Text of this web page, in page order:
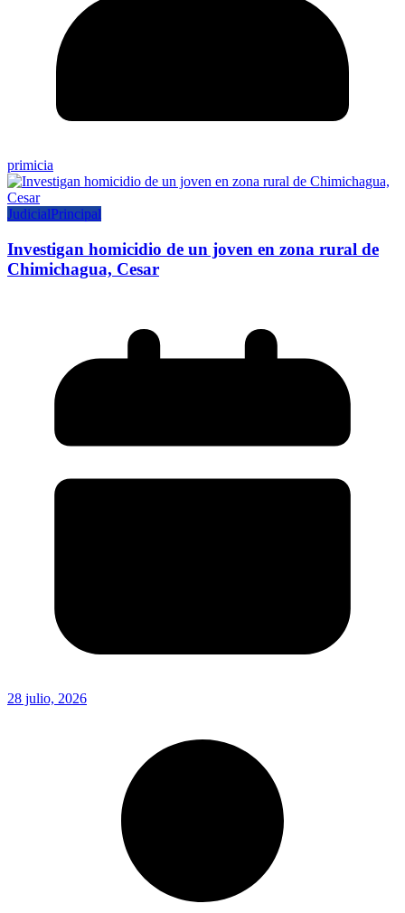
primicia
JudicialPrincipal
Investigan homicidio de un joven en zona rural de
Chimichagua, Cesar
28 julio, 2026